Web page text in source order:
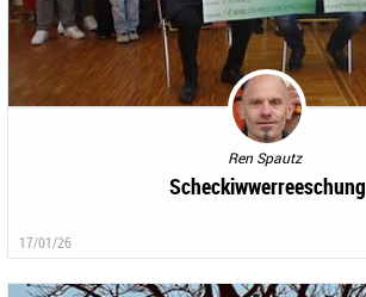
Ren Spautz
Scheckiwwerreeschung
17/01/26